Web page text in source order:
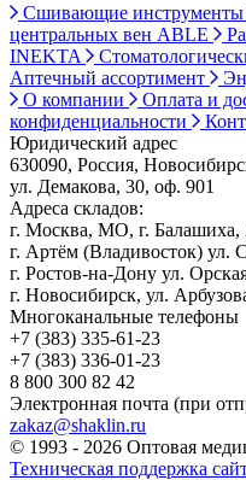
Сшивающие инструменты
центральных вен ABLE
INEKTA
Аптечный ассортимент
О компании
Оплата и
конфиденциальности
Юридический адрес
630090, Россия,
ул. Демакова, 30, оф. 901
Адреса складов:
г. Москва, МО, г. Балашиха,
г. Артём (Владивосток) ул.
г. Ростов-на-Дону ул.
г. Новосибирск, ул.
Многоканальные телефоны
+7 (383) 335-61-23
+7 (383) 336-01-23
8 800 300 82 42
Электронная почта (при
zakaz@shaklin.ru
© 1993 - 2026 Оптовая
Техническая поддержка